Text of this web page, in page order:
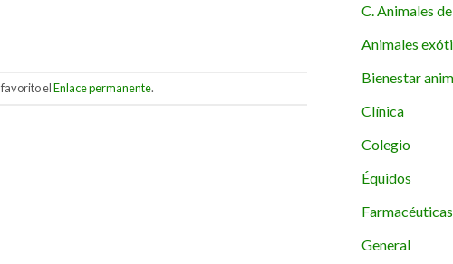
elEnlace permanente.
C. Animales
Animales
Bienestar
Clínica
Colegio
Équidos
Farmacéuticas
General